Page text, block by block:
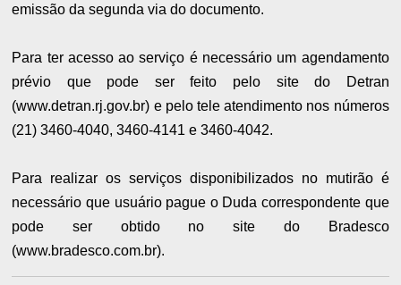
emissão da segunda via do documento.
Para ter acesso ao serviço é necessário um agendamento
prévio que pode ser feito pelo site do Detran
(www.detran.rj.gov.br) e pelo tele atendimento nos números
(21) 3460-4040, 3460-4141 e 3460-4042.
Para realizar os serviços disponibilizados no mutirão é
necessário que usuário pague o Duda correspondente que
pode ser obtido no site do Bradesco
(www.bradesco.com.br).